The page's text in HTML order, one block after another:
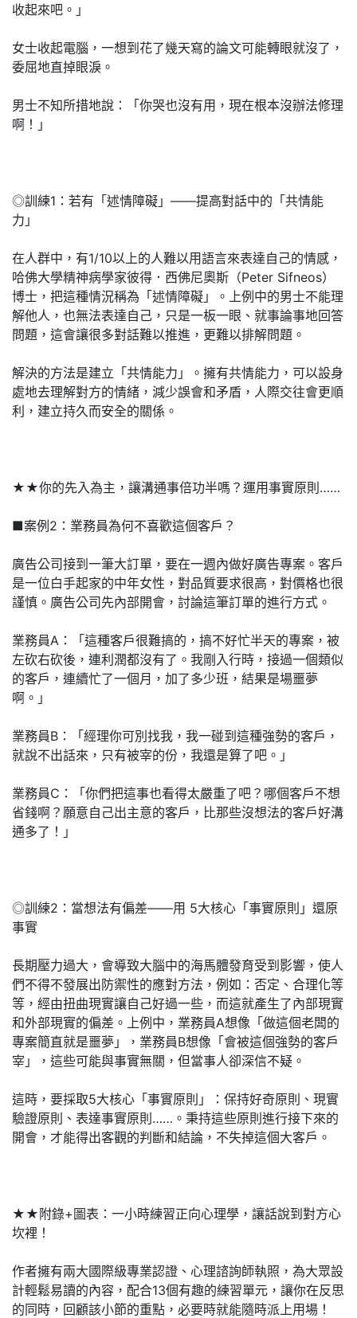
收起來吧。」
女士收起電腦，一想到花了幾天寫的論文可能轉眼就沒了，
委屈地直掉眼淚。
男士不知所措地說：「你哭也沒有用，現在根本沒辦法修理
啊！」
◎訓練1：若有「述情障礙」——提高對話中的「共情能
力」
在人群中，有1/10以上的人難以用語言來表達自己的情感，
哈佛大學精神病學家彼得．西佛尼奧斯（Peter Sifneos）
博士，把這種情況稱為「述情障礙」。上例中的男士不能理
解他人，也無法表達自己，只是一板一眼、就事論事地回答
問題，這會讓很多對話難以推進，更難以排解問題。
解決的方法是建立「共情能力」。擁有共情能力，可以設身
處地去理解對方的情緒，減少誤會和矛盾，人際交往會更順
利，建立持久而安全的關係。
★★你的先入為主，讓溝通事倍功半嗎？運用事實原則……
■案例2：業務員為何不喜歡這個客戶？
廣告公司接到一筆大訂單，要在一週內做好廣告專案。客戶
是一位白手起家的中年女性，對品質要求很高，對價格也很
謹慎。廣告公司先內部開會，討論這筆訂單的進行方式。
業務員A：「這種客戶很難搞的，搞不好忙半天的專案，被
左砍右砍後，連利潤都沒有了。我剛入行時，接過一個類似
的客戶，連續忙了一個月，加了多少班，結果是場噩夢
啊。」
業務員B：「經理你可別找我，我一碰到這種強勢的客戶，
就說不出話來，只有被宰的份，我還是算了吧。」
業務員C：「你們把這事也看得太嚴重了吧？哪個客戶不想
省錢啊？願意自己出主意的客戶，比那些沒想法的客戶好溝
通多了！」
◎訓練2：當想法有偏差——用 5大核心「事實原則」還原
事實
長期壓力過大，會導致大腦中的海馬體發育受到影響，使人
們不得不發展出防禦性的應對方法，例如：否定、合理化等
等，經由扭曲現實讓自己好過一些，而這就產生了內部現實
和外部現實的偏差。上例中，業務員A想像「做這個老闆的
專案簡直就是噩夢」，業務員B想像「會被這個強勢的客戶
宰」，這些可能與事實無關，但當事人卻深信不疑。
這時，要採取5大核心「事實原則」：保持好奇原則、現實
驗證原則、表達事實原則……。秉持這些原則進行接下來的
開會，才能得出客觀的判斷和結論，不失掉這個大客戶。
★★附錄+圖表：一小時練習正向心理學，讓話說到對方心
坎裡！
作者擁有兩大國際級專業認證、心理諮詢師執照，為大眾設
計輕鬆易讀的內容，配合13個有趣的練習單元，讓你在反思
的同時，回顧該小節的重點，必要時就能隨時派上用場！